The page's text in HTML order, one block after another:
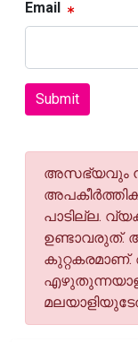
Email
Submit
അസഭ്യവും
പാടില്ല.
ഉണ്ടാവരുത്.